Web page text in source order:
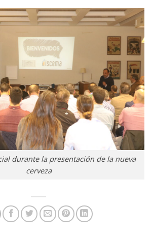
durante la presentación de la nueva
cerveza